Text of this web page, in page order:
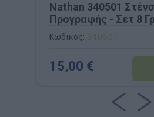
Nathan 340501
Προγραφής - Σετ 8
Μοτίβων
Κωδικός: 340501
15,00 €